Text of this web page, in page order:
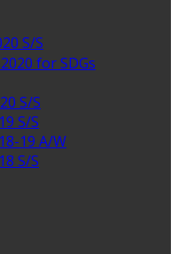
S/S
for SDGs
S/S
S/S
19 A/W
S/S